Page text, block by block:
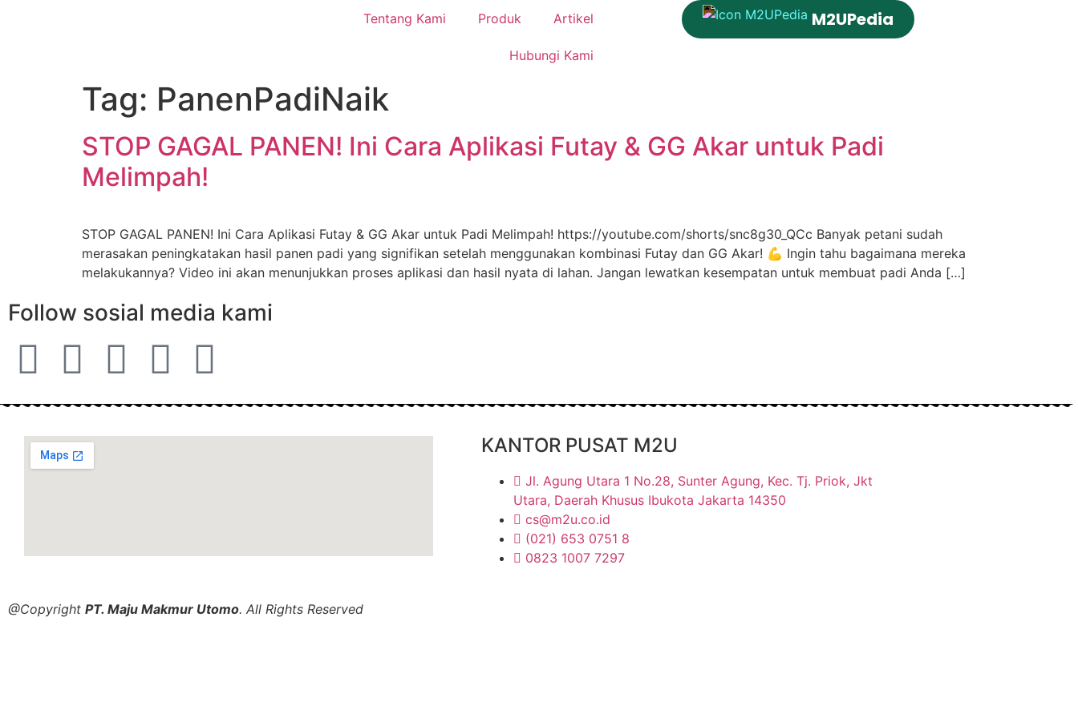
Tentang Kami Produk Artikel
Hubungi Kami
M2UPedia
Tag: PanenPadiNaik
STOP GAGAL PANEN! Ini Cara Aplikasi Futay & GG Akar untuk Padi
Melimpah!
STOP GAGAL PANEN! Ini Cara Aplikasi Futay & GG Akar untuk Padi Melimpah! https://youtube.com/shorts/snc8g30_QCc Banyak petani sudah
merasakan peningkatakan hasil panen padi yang signifikan setelah menggunakan kombinasi Futay dan GG Akar! 💪 Ingin tahu bagaimana mereka
melakukannya? Video ini akan menunjukkan proses aplikasi dan hasil nyata di lahan. Jangan lewatkan kesempatan untuk membuat padi Anda […]
Follow sosial media kami
KANTOR PUSAT M2U
Jl. Agung Utara 1 No.28, Sunter Agung, Kec. Tj. Priok, Jkt
Utara, Daerah Khusus Ibukota Jakarta 14350
cs@m2u.co.id
(021) 653 0751 8
0823 1007 7297
@Copyright PT. Maju Makmur Utomo. All Rights Reserved